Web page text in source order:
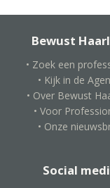
Bewust
• Zoek een
• Kijk in de
• Over Bewust
• Voor
• Onze
Social